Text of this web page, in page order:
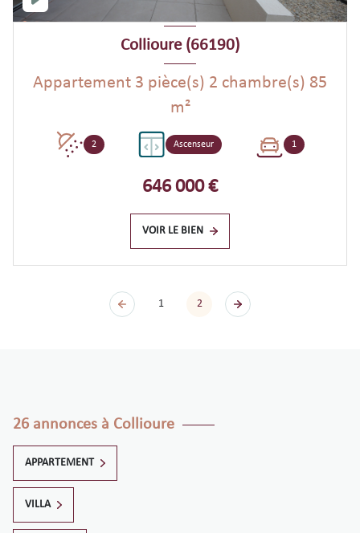
Collioure (66190)
Appartement 3 pièce(s) 2 chambre(s) 85
m²
2 Ascenseur 1
646 000 €
VOIR LE BIEN
1 2
26 annonces à Collioure
APPARTEMENT
VILLA